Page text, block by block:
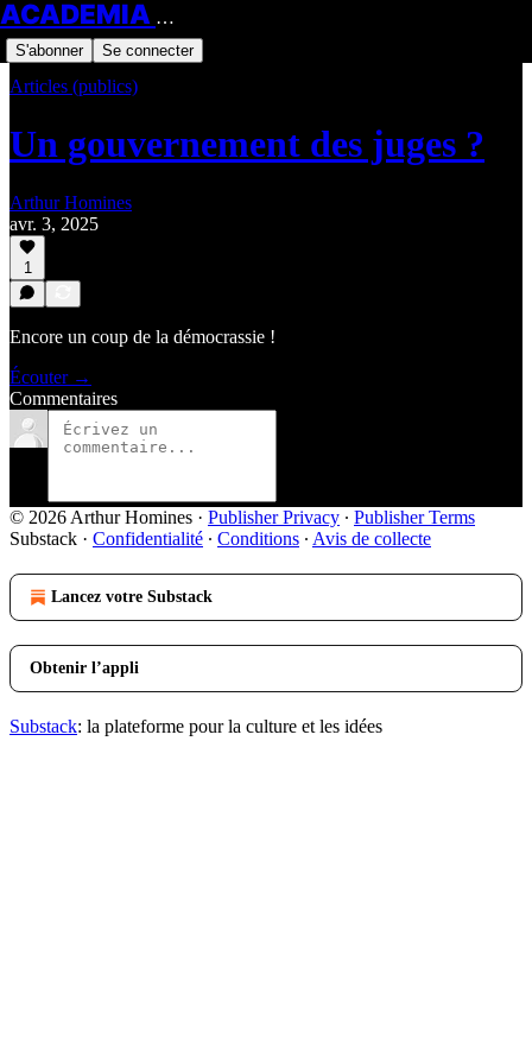
ACADEMIA HOMINES
S'abonner Se connecter
Articles (publics)
Un gouvernement des juges ?
Arthur Homines
avr. 3, 2025
1
Encore un coup de la démocrassie !
Écouter →
Commentaires
© 2026 Arthur Homines · Publisher Privacy ∙ Publisher Terms
Substack · Confidentialité ∙ Conditions ∙ Avis de collecte
Lancez votre Substack
Obtenir l’appli
Substack: la plateforme pour la culture et les idées